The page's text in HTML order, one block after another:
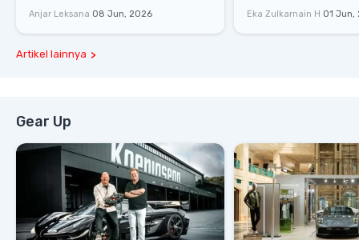
Racing
Anjar Leksana 08 Jun, 2026
Dengan Komunitas
Eka Zulkarnain H 01 Jun,
Artikel lainnya
Gear Up